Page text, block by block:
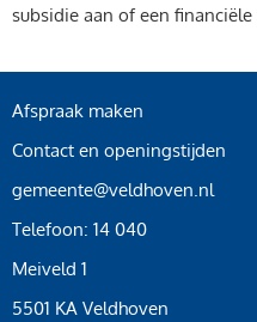
subsidie aan of een
Afspraak maken
Contact en openingstijden
gemeente@veldhoven.nl
Telefoon: 14 040
Meiveld 1
5501 KA Veldhoven